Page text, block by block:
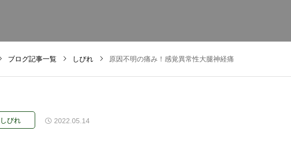
ブログ記事一覧 しびれ 原因不明の痛み！感覚異常性大腿神経痛
しびれ 2022.05.14